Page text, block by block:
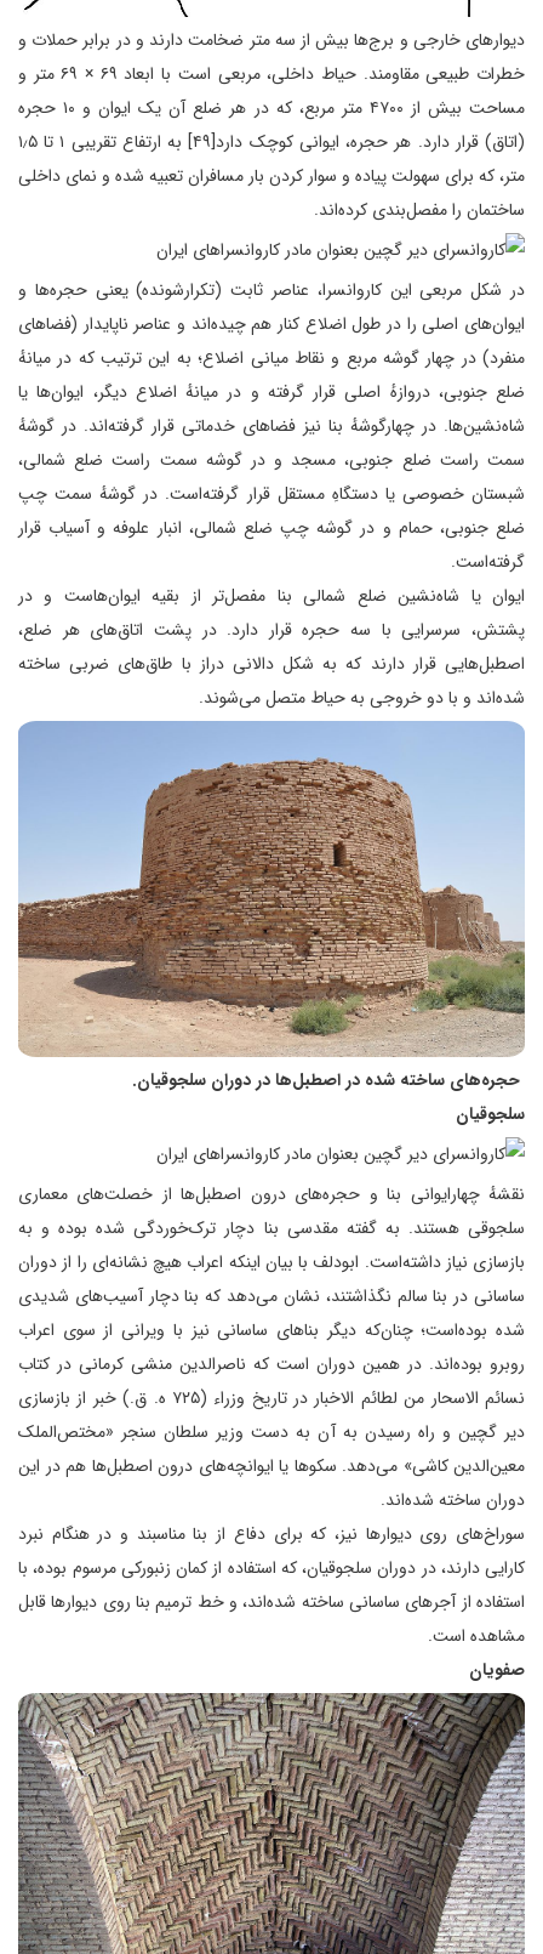
دیوارهای خارجی و برج‌ها بیش از سه متر ضخامت دارند و در برابر حملات و
خطرات طبیعی مقاومند. حیاط داخلی، مربعی است با ابعاد ۶۹ × ۶۹ متر و
مساحت بیش از ۴۷۰۰ متر مربع، که در هر ضلع آن یک ایوان و ۱۰ حجره
(اتاق) قرار دارد. هر حجره، ایوانی کوچک دارد[۴۹] به ارتفاع تقریبی ۱ تا ۱٫۵
متر، که برای سهولت پیاده و سوار کردن بار مسافران تعبیه شده و نمای داخلی
ساختمان را مفصل‌بندی کرده‌اند.
در شکل مربعی این کاروانسرا، عناصر ثابت (تکرارشونده) یعنی حجره‌ها و
ایوان‌های اصلی را در طول اضلاع کنار هم چیده‌اند و عناصر ناپایدار (فضاهای
منفرد) در چهار گوشه مربع و نقاط میانی اضلاع؛ به این ترتیب که در میانهٔ
ضلع جنوبی، دروازهٔ اصلی قرار گرفته و در میانهٔ اضلاع دیگر، ایوان‌ها یا
شاه‌نشین‌ها. در چهارگوشهٔ بنا نیز فضاهای خدماتی قرار گرفته‌اند. در گوشهٔ
سمت راست ضلع جنوبی، مسجد و در گوشه سمت راست ضلع شمالی،
شبستان خصوصی یا دستگاهِ مستقل قرار گرفته‌است. در گوشهٔ سمت چپ
ضلع جنوبی، حمام و در گوشه چپ ضلع شمالی، انبار علوفه و آسیاب قرار
گرفته‌است.
ایوان یا شاه‌نشین ضلع شمالی بنا مفصل‌تر از بقیه ایوان‌هاست و در
پشتش، سرسرایی با سه حجره قرار دارد. در پشت اتاق‌های هر ضلع،
اصطبل‌هایی قرار دارند که به شکل دالانی دراز با طاق‌های ضربی ساخته
شده‌اند و با دو خروجی به حیاط متصل می‌شوند.
حجره‌های ساخته شده در اصطبل‌ها در دوران سلجوقیان.
سلجوقیان
نقشهٔ چهارایوانی بنا و حجره‌های درون اصطبل‌ها از خصلت‌های معماری
سلجوقی هستند. به گفته مقدسی بنا دچار ترک‌خوردگی شده بوده و به
بازسازی نیاز داشته‌است. ابودلف با بیان اینکه اعراب هیچ نشانه‌ای را از دوران
ساسانی در بنا سالم نگذاشتند، نشان می‌دهد که بنا دچار آسیب‌های شدیدی
شده بوده‌است؛ چنان‌که دیگر بناهای ساسانی نیز با ویرانی از سوی اعراب
روبرو بوده‌اند. در همین دوران است که ناصرالدین منشی کرمانی در کتاب
نسائم الاسحار من لطائم الاخبار در تاریخ وزراء (۷۲۵ ه. ق.) خبر از بازسازی
دیر گچین و راه رسیدن به آن به دست وزیر سلطان سنجر «مختص‌الملک
معین‌الدین کاشی» می‌دهد. سکوها یا ایوانچه‌های درون اصطبل‌ها هم در این
دوران ساخته شده‌اند.
سوراخ‌های روی دیوارها نیز، که برای دفاع از بنا مناسبند و در هنگام نبرد
کارایی دارند، در دوران سلجوقیان، که استفاده از کمان زنبورکی مرسوم بوده، با
استفاده از آجرهای ساسانی ساخته شده‌اند، و خط ترمیم بنا روی دیوارها قابل
مشاهده است.
صفویان